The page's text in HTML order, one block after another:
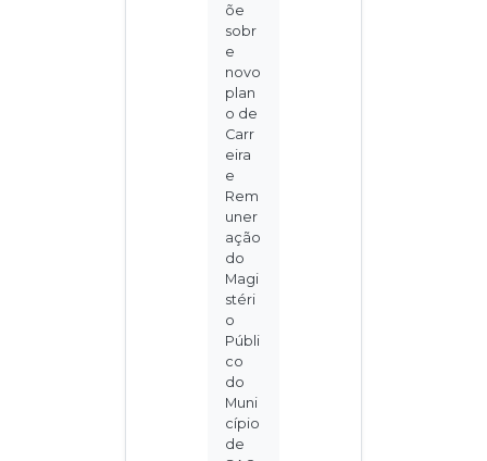
õe
sobr
e
novo
plan
o de
Carr
eira
e
Rem
uner
ação
do
Magi
stéri
o
Públi
co
do
Muni
cípio
de